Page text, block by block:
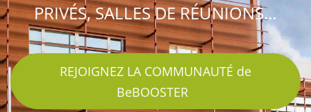
PRIVÉS, SALLES DE RÉUNIONS…
REJOIGNEZ LA COMMUNAUTÉ de
BeBOOSTER